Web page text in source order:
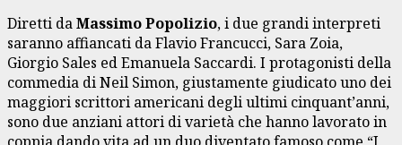
Diretti daMassimo Popolizio, i due grandi interpreti
saranno affiancati da Flavio Francucci, Sara Zoia,
Giorgio Sales ed Emanuela Saccardi. I protagonisti della
commedia di Neil Simon, giustamente giudicato uno dei
maggiori scrittori americani degli ultimi cinquant’anni,
sono due anziani attori di varietà che hanno lavorato in